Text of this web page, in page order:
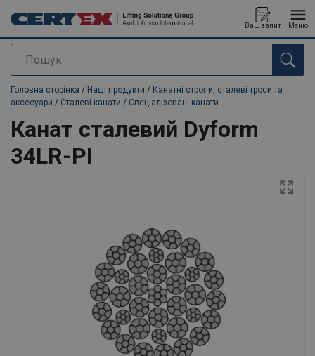
Пошук
Ваш запит Меню
added to your quote
Головна сторінка / Наші продукти / Канатні стропи, сталеві троси та
аксесуари / Сталеві канати / Спеціалізовані канати
Канат сталевий Dyform
34LR-PI